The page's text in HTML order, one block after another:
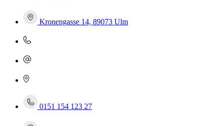
Kronengasse 14, 89073 Ulm
0151 154 123 27